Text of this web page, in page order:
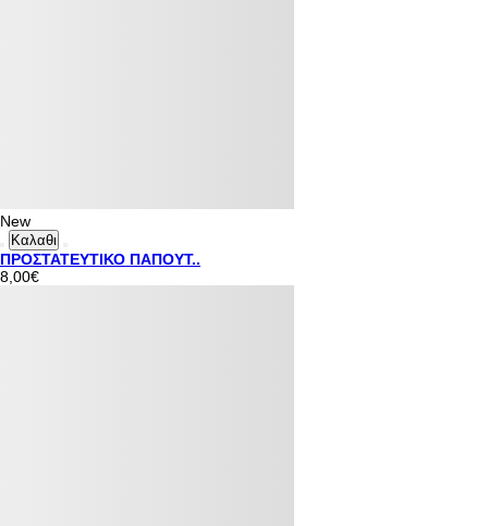
New
Καλαθι
ΠΡΟΣΤΑΤΕΥΤΙΚΟ ΠΑΠΟΥΤ..
8,00€